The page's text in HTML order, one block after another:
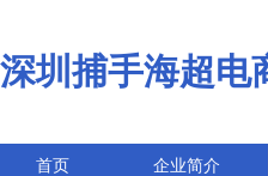
深圳捕手海超电
首页 企业简介